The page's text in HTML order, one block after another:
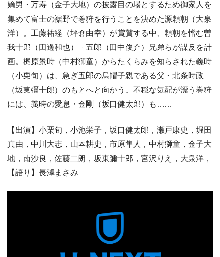
嫡男・万寿（金子大地）の披露目の場とするため御家人を
集めて富士の裾野で巻狩を行うことを決めた源頼朝（大泉
洋）。工藤祐経（坪倉由幸）が賞賛する中、頼朝を憎む曽
我十郎（田邊和也）・五郎（田中俊介）兄弟らが謀反を計
画。梶原景時（中村獅童）からたくらみを知らされた義時
（小栗旬）は、急ぎ五郎の烏帽子親である父・北条時政
（坂東彌十郎）のもとへと向かう。不穏な気配が漂う巻狩
には、義時の愛息・金剛（坂口健太郎）も……
【出演】小栗旬，小池栄子，坂口健太郎，瀬戸康史，堀田
真由，中川大志，山本耕史，市原隼人，中村獅童，金子大
地，南沙良，佐藤二朗，坂東彌十郎，宮沢りえ，大泉洋，
【語り】長澤まさみ